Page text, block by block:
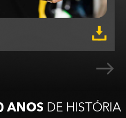
ANOS DE HISTÓRIA